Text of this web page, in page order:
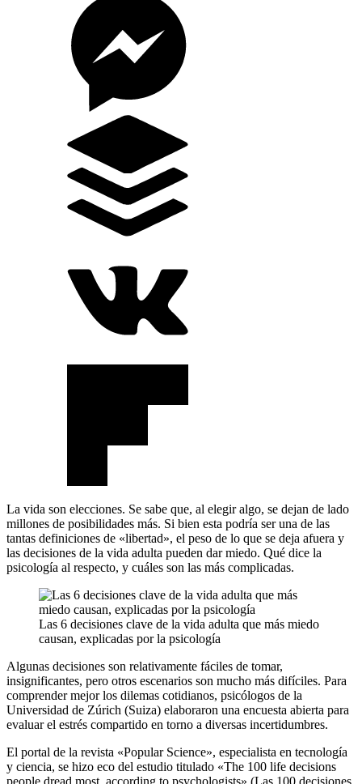
La vida son elecciones. Se sabe que, al elegir algo, se dejan de lado
millones de posibilidades más. Si bien esta podría ser una de las
tantas definiciones de «libertad», el peso de lo que se deja afuera y
las decisiones de la vida adulta pueden dar miedo. Qué dice la
psicología al respecto, y cuáles son las más complicadas.
Las 6 decisiones clave de la vida adulta que más miedo
causan, explicadas por la psicología
Algunas decisiones son relativamente fáciles de tomar,
insignificantes, pero otros escenarios son mucho más difíciles. Para
comprender mejor los dilemas cotidianos, psicólogos de la
Universidad de Zúrich (Suiza) elaboraron una encuesta abierta para
evaluar el estrés compartido en torno a diversas incertidumbres.
El portal de la revista «Popular Science», especialista en tecnología
y ciencia, se hizo eco del estudio titulado «The 100 life decisions